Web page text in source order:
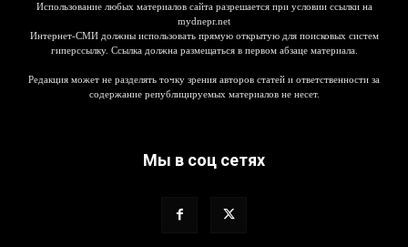
Использование любых материалов сайта разрешается при условии ссылки на
mydnepr.net
Интернет-СМИ должны использовать прямую открытую для поисковых систем
гиперссылку. Ссылка должна размещаться в первом абзаце материала.
Редакция может не разделять точку зрения авторов статей и ответственности за
содержание републицируемых материалов не несет.
Мы в соц сетях